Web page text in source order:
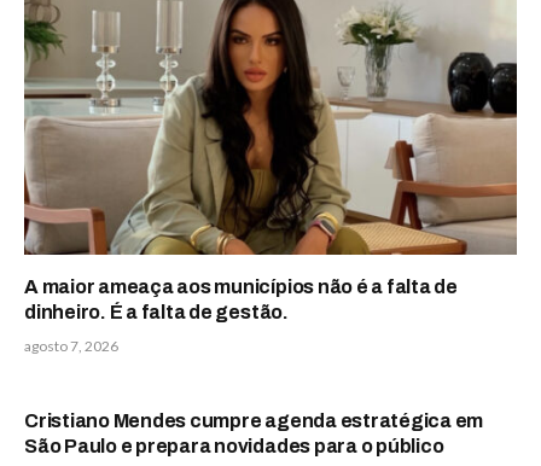
A maior ameaça aos municípios não é a falta de
dinheiro. É a falta de gestão.
agosto 7, 2026
Cristiano Mendes cumpre agenda estratégica em
São Paulo e prepara novidades para o público